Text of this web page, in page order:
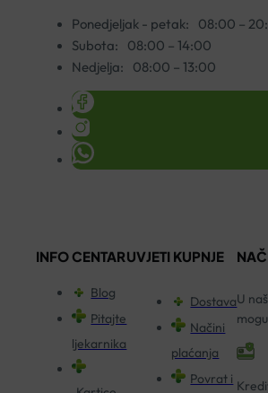
Ponedjeljak - petak:
08:00 –
Subota:
08:00 – 14:00
Nedjelja:
08:00 – 13:00
INFO CENTAR
Blog
Pitajte
ljekarnika
UVJETI KUPNJE
Dostava
Načini
plaćanja
Povrat i
U